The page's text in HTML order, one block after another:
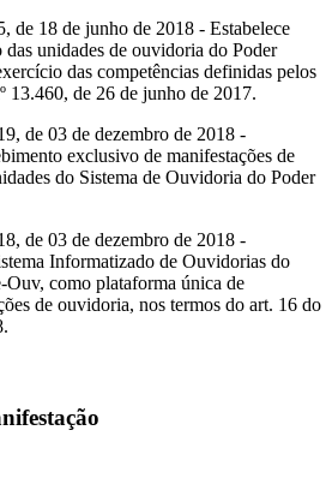
de 18 de junho de 2018 - Estabelece
das unidades de ouvidoria do Poder
das competências definidas pelos
de 26 de junho de 2017.
de 03 de dezembro de 2018 -
exclusivo de manifestações de
do Sistema de Ouvidoria do Poder
de 03 de dezembro de 2018 -
Informatizado de Ouvidorias do
como plataforma única de
de ouvidoria, nos termos do art. 16 do